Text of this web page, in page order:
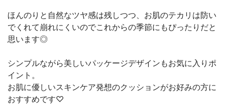
ほんのりと自然なツヤ感は残しつつ、お肌のテカリは防い
でくれて崩れにくいのでこれからの季節にもぴったりだと
思います◎
シンプルながら美しいパッケージデザインもお気に入りポ
イント。
お肌に優しいスキンケア発想のクッションがお好みの方に
おすすめです♡